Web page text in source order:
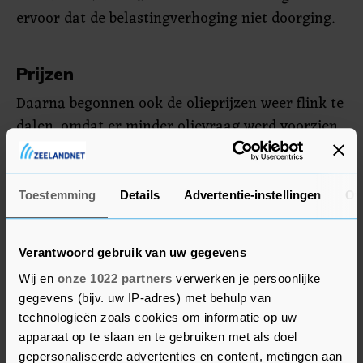
Toestemming Details Advertentie-instellingen
Verantwoord gebruik van uw gegevens
Wij en onze 1022 partners verwerken je persoonlijke
gegevens (bijv. uw IP-adres) met behulp van
technologieën zoals cookies om informatie op uw
apparaat op te slaan en te gebruiken met als doel
gepersonaliseerde advertenties en content, metingen aan
ervoor dat de belastingverhoging niet doorging.
Prijzen
Daarna begonnen ook de olieprijzen weer flink te
dalen, omdat er minder olievraag werd voorzien
door zwakkere economische groei en recessies in
diverse landen. Voor de automobilist pakte dit
gunstig uit in de adviesprijzen van de grote
oliemaatschappijen. Die adviesprijzen worden
enkele goedkope pompen elders in het land kan
nu al voor minder dan 1,80 euro per liter worden
getankt.
De prijs van diesel liet in grote lijnen een